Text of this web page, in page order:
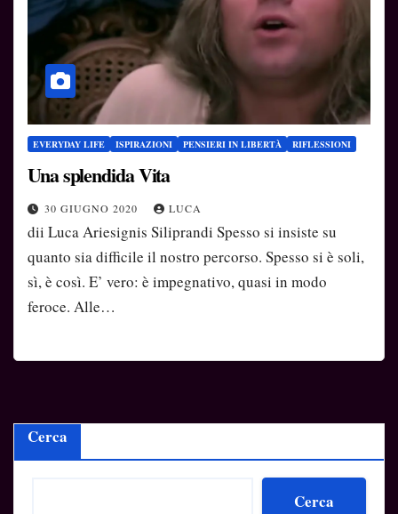
EVERYDAY LIFE ISPIRAZIONI PENSIERI IN LIBERTÀ RIFLESSIONI
Una splendida Vita
30 GIUGNO 2020 LUCA
dii Luca Ariesignis Siliprandi Spesso si insiste su
quanto sia difficile il nostro percorso. Spesso si è soli,
sì, è così. E’ vero: è impegnativo, quasi in modo
feroce. Alle…
Cerca
Cerca